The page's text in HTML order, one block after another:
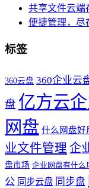
共享文件云端
便捷管理，尽
标签
360云盘 360企业云
盘 亿方云
网盘 什么网盘好
业文件管理 企
盘市场 企业网盘有什么
公 同步云盘 同步盘